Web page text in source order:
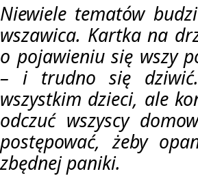
Niewiele tematów
wszawica. Kartka na
o pojawieniu się wszy
– i trudno się
wszystkim dzieci, ale
odczuć wszyscy
postępować, żeby
zbędnej paniki.